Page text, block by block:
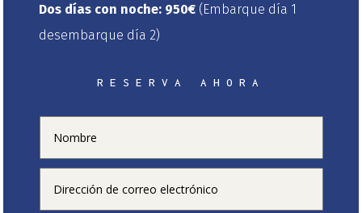
Dos días con noche: 950€ (Embarque día 1
desembarque día 2)
RESERVA AHORA